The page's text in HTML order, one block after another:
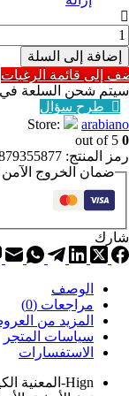
كمية
أحذية
رجالية
أحذية
رياضية
للرجال
أحذية
مصممين
فاخرة
من
Tenis
أحذية
كاجوال
أحذية
منصة
أحذية
بدون
كعب
عصرية
أحذية
للرجال
إضافة إلى السلة
إلى قائمة الرغبات
سيتم شحن السلعة في 1-2 أسابيع
طرح سؤال
Store:
arabiano
0
رمز المنتج:
ضمان الخروج الآمن
شارك
الوصف
مراجعات (0)
المزيد من
سياسات المتجر
الاستفسارات
Hign-المعنية الكيميائية: